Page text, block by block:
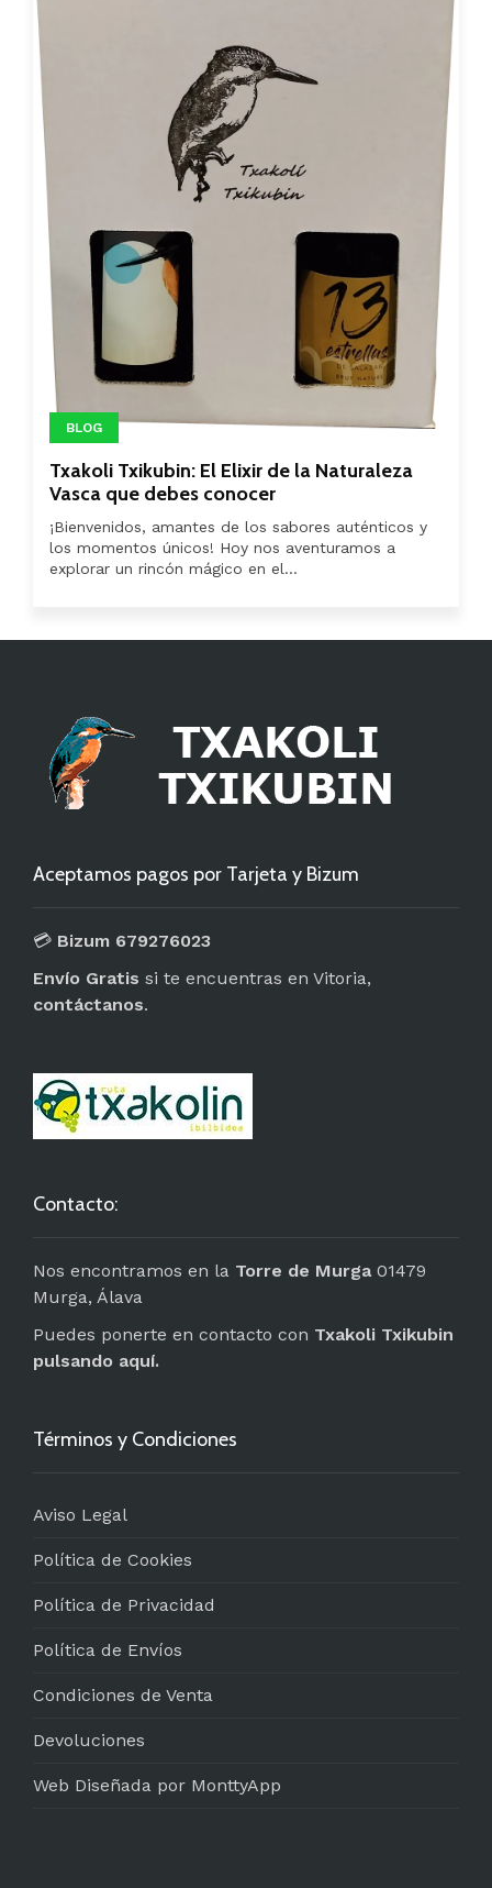
BLOG
Txakoli Txikubin: El Elixir de la Naturaleza
Vasca que debes conocer
¡Bienvenidos, amantes de los sabores auténticos y
los momentos únicos! Hoy nos aventuramos a
explorar un rincón mágico en el...
Aceptamos pagos por Tarjeta y Bizum
💳 Bizum 679276023
Envío Gratis si te encuentras en Vitoria,
contáctanos.
Contacto:
Nos encontramos en la Torre de Murga01479
Murga, Álava
Puedes ponerte en contacto con Txakoli Txikubin
pulsando aquí.
Términos y Condiciones
Aviso Legal
Política de Cookies
Política de Privacidad
Política de Envíos
Condiciones de Venta
Devoluciones
Web Diseñada por MonttyApp